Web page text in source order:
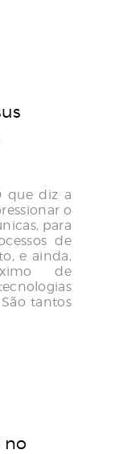
que diz a
o
para
de
e ainda,
de
tantos
no